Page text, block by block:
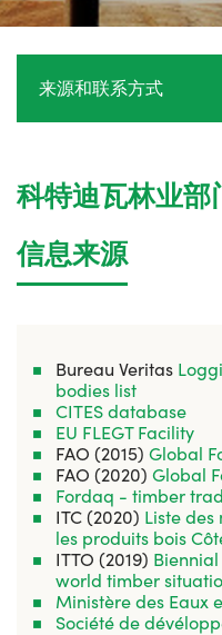
来源和联系方式
科特迪瓦林业部
信息来源
Bureau Veritas
bodies list
CITES database
EU FLEGT Facility
FAO (2015) Global
FAO (2020) Global
Fordaq - timber
ITC (2020) Liste
les produits bois
ITTO (2019)
world timber
Ministère des Eaux
Société de